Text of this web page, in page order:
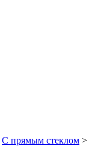
C прямым стеклом >